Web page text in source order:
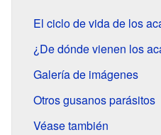
El ciclo de vida de los
¿De dónde vienen los
Galería de imágenes
Otros gusanos parásitos
Véase también